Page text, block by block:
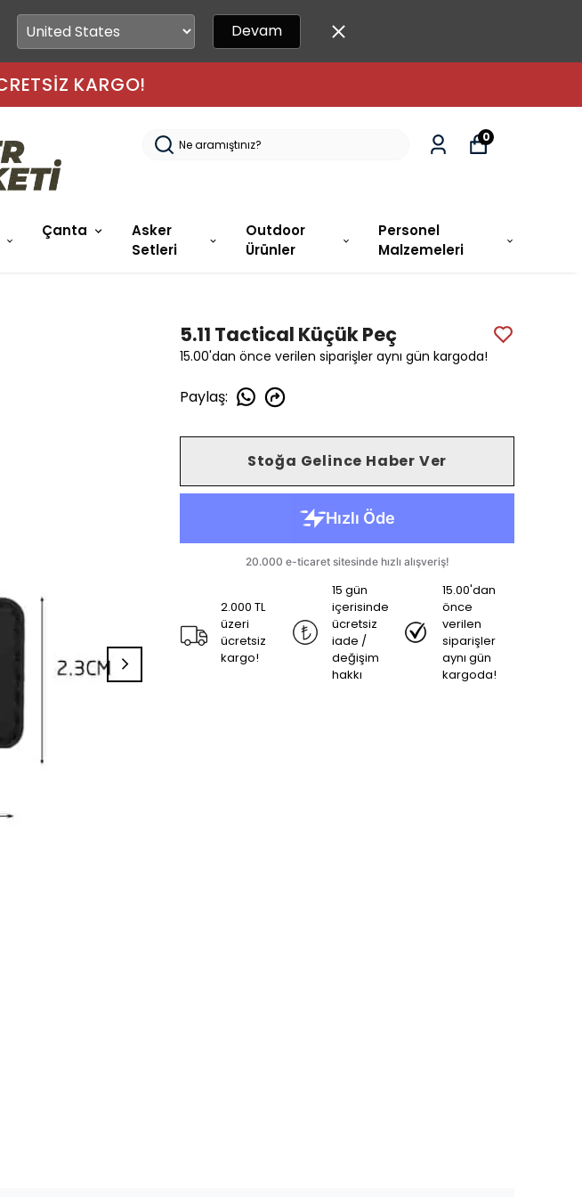
Devam
AYNI GÜN KARGODA!
Çanta
Asker
Setleri
Outdoor
Ürünler
Personel
Malzemeleri
0
5.11 Tactical Küçük Peç
15.00'dan önce verilen siparişler aynı gün kargoda!
Paylaş:
Stoğa Gelince Haber Ver
2.000 TL
üzeri
ücretsiz
kargo!
15 gün
içerisinde
ücretsiz
iade /
değişim
hakkı
15.00'dan
önce
verilen
siparişler
aynı gün
kargoda!